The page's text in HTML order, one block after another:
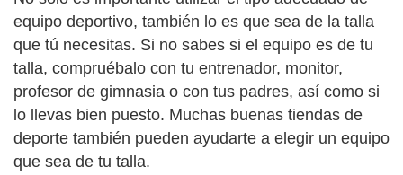
equipo deportivo, también lo es que sea de la talla
que tú necesitas. Si no sabes si el equipo es de tu
talla, compruébalo con tu entrenador, monitor,
profesor de gimnasia o con tus padres, así como si
lo llevas bien puesto. Muchas buenas tiendas de
deporte también pueden ayudarte a elegir un equipo
que sea de tu talla.